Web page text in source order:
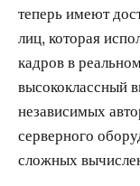
теперь имеют
лиц, которая
кадров в
высококлассный
независимых
серверного
сложных